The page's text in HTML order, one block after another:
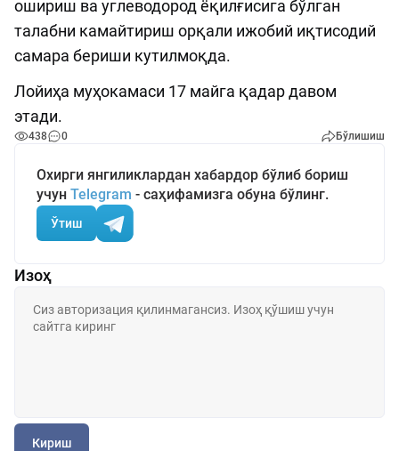
ошириш ва углеводород ёқилғисига бўлган
талабни камайтириш орқали ижобий иқтисодий
самара бериши кутилмоқда.
Лойиҳа муҳокамаси 17 майга қадар давом
этади.
438 0 Бўлишиш
Охирги янгиликлардан хабардор бўлиб бориш
учун Telegram - саҳифамизга обуна бўлинг.
Ўтиш
Изоҳ
Кириш